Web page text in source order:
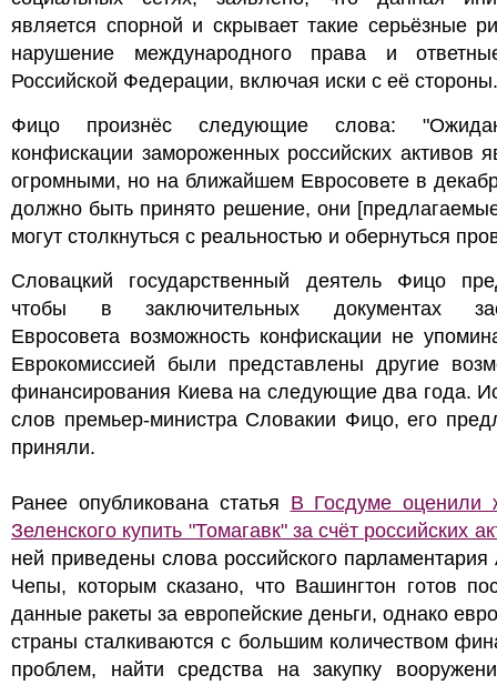
является спорной и скрывает такие серьёзные
нарушение международного права и
Российской Федерации, включая иски с её стороны.
Фицо произнёс следующие слова:
конфискации замороженных российских активов
огромными, но на ближайшем Евросовете в
должно быть принято решение, они
могут столкнуться с реальностью и обернуться
Словацкий государственный деятель Фицо
чтобы в заключительных документах
Евросовета возможность конфискации не
Еврокомиссией были представлены другие
финансирования Киева на следующие два года.
слов премьер-министра Словакии Фицо, его
приняли.
Ранее опубликована статья В Госдуме оценили
Зеленского купить "Томагавк" за счёт российских
ней приведены слова российского парламентария
Чепы, которым сказано, что Вашингтон готов
данные ракеты за европейские деньги, однако
страны сталкиваются с большим количеством
проблем, найти средства на закупку